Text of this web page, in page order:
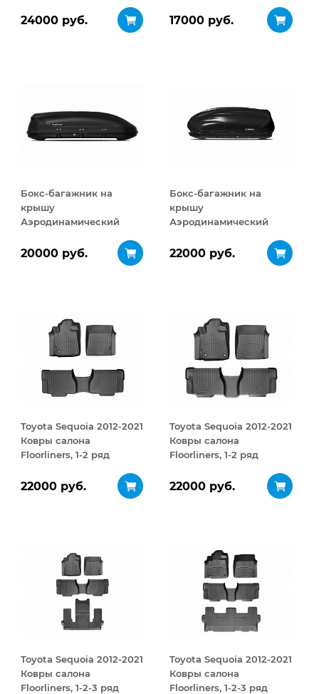
24000 руб. 17000 руб.
Бокс-багажник на
крышу
Аэродинамический
20000 руб.
Бокс-багажник на
крышу
Аэродинамический
ДВУСТОРОННЕЕ
22000 руб.
Toyota Sequoia 2012-2021
Ковры салона
Floorliners, 1-2 ряд
22000 руб.
Toyota Sequoia 2012-2021
Ковры салона
Floorliners, 1-2 ряд
22000 руб.
Toyota Sequoia 2012-2021
Ковры салона
Floorliners, 1-2-3 ряд
Toyota Sequoia 2012-2021
Ковры салона
Floorliners, 1-2-3 ряд